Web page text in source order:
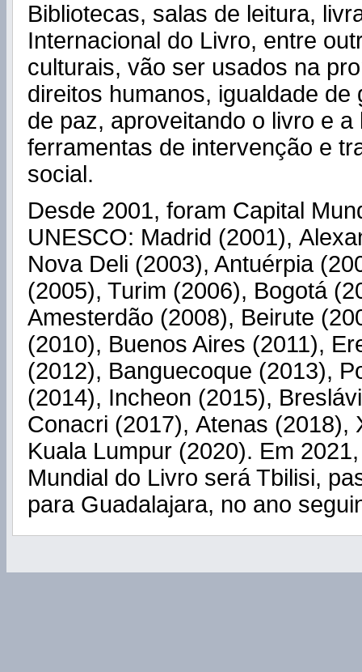
Bibliotecas, salas de leitura,
Internacional do Livro, entre
culturais, vão ser usados na
direitos humanos, igualdade de
de paz, aproveitando o livro e a
ferramentas de intervenção e
social.
Desde 2001, foram Capital
UNESCO: Madrid (2001),
Nova Deli (2003), Antuérpia
(2005), Turim (2006), Bogotá
Amesterdão (2008), Beirute
(2010), Buenos Aires (2011),
(2012), Banguecoque (2013),
(2014), Incheon (2015),
Conacri (2017), Atenas (2018),
Kuala Lumpur (2020). Em
Mundial do Livro será Tbilisi,
para Guadalajara, no ano